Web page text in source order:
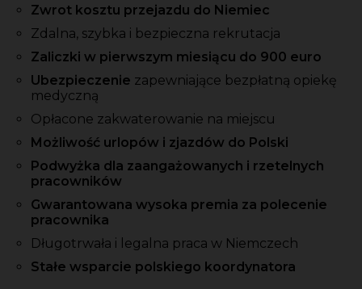
Zwrot kosztu przejazdu do Niemiec
Zdalna, szybka i bezpieczna rekrutacja
Zaliczki w pierwszym miesiącu do 900 euro
Ubezpieczenie zapewniające bezpłatną opiekę
medyczną
Opłacone zakwaterowanie na miejscu
Możliwość urlopów i zjazdów do Polski
Podwyżka dla zaangażowanych i rzetelnych
pracowników
Gwarantowana wysoka premia za polecenie
pracownika
Długotrwała i legalna praca w Niemczech
Stałe wsparcie polskiego koordynatora